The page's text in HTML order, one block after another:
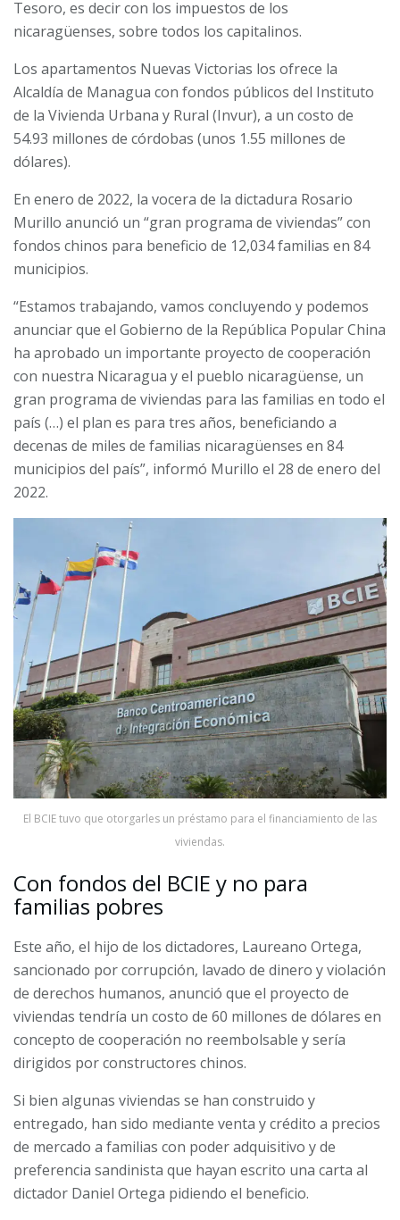
Tesoro, es decir con los impuestos de los
nicaragüenses, sobre todos los capitalinos.
Los apartamentos Nuevas Victorias los ofrece la
Alcaldía de Managua con fondos públicos del Instituto
de la Vivienda Urbana y Rural (Invur), a un costo de
54.93 millones de córdobas (unos 1.55 millones de
dólares).
En enero de 2022, la vocera de la dictadura Rosario
Murillo anunció un “gran programa de viviendas” con
fondos chinos para beneficio de 12,034 familias en 84
municipios.
“Estamos trabajando, vamos concluyendo y podemos
anunciar que el Gobierno de la República Popular China
ha aprobado un importante proyecto de cooperación
con nuestra Nicaragua y el pueblo nicaragüense, un
gran programa de viviendas para las familias en todo el
país (…) el plan es para tres años, beneficiando a
decenas de miles de familias nicaragüenses en 84
municipios del país”, informó Murillo el 28 de enero del
2022.
El BCIE tuvo que otorgarles un préstamo para el financiamiento de las
viviendas.
Con fondos del BCIE y no para
familias pobres
Este año, el hijo de los dictadores, Laureano Ortega,
sancionado por corrupción, lavado de dinero y violación
de derechos humanos, anunció que el proyecto de
viviendas tendría un costo de 60 millones de dólares en
concepto de cooperación no reembolsable y sería
dirigidos por constructores chinos.
Si bien algunas viviendas se han construido y
entregado, han sido mediante venta y crédito a precios
de mercado a familias con poder adquisitivo y de
preferencia sandinista que hayan escrito una carta al
dictador Daniel Ortega pidiendo el beneficio.